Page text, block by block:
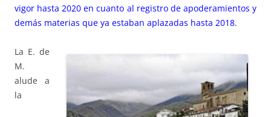
vigor hasta 2020 en cuanto al registro de apoderamientos y
demás materias que ya estaban aplazadas hasta 2018.
La E. de
M.
alude a
la